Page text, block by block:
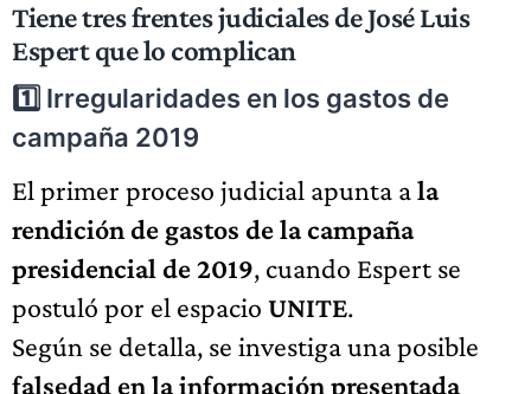
Tiene tres frentes judiciales de José Luis
Espert que lo complican
1️⃣ Irregularidades en los gastos de
campaña 2019
El primer proceso judicial apunta ala
rendición de gastos de la campaña
presidencial de 2019, cuando Espert se
postuló por el espacio UNITE.
Según se detalla, se investiga una posible
falsedad en la información presentada